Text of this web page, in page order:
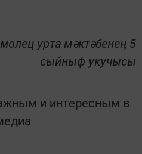
урта мәктәбенең 5
сыйныф укучысы
и интересным в